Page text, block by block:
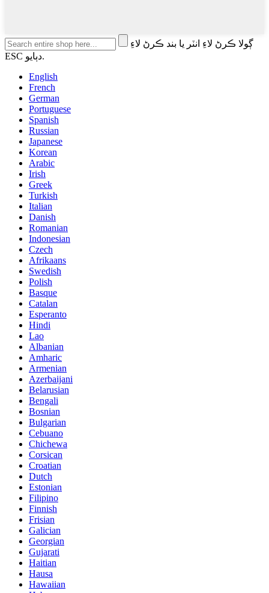
ڳولا ڪرڻ لاءِ انٽر يا بند ڪرڻ لاءِ
ESC دٻايو.
English
French
German
Portuguese
Spanish
Russian
Japanese
Korean
Arabic
Irish
Greek
Turkish
Italian
Danish
Romanian
Indonesian
Czech
Afrikaans
Swedish
Polish
Basque
Catalan
Esperanto
Hindi
Lao
Albanian
Amharic
Armenian
Azerbaijani
Belarusian
Bengali
Bosnian
Bulgarian
Cebuano
Chichewa
Corsican
Croatian
Dutch
Estonian
Filipino
Finnish
Frisian
Galician
Georgian
Gujarati
Haitian
Hausa
Hawaiian